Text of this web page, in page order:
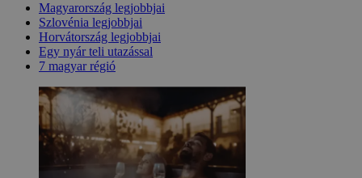
Magyarország legjobbjai
Szlovénia legjobbjai
Horvátország legjobbjai
Egy nyár teli utazással
7 magyar régió